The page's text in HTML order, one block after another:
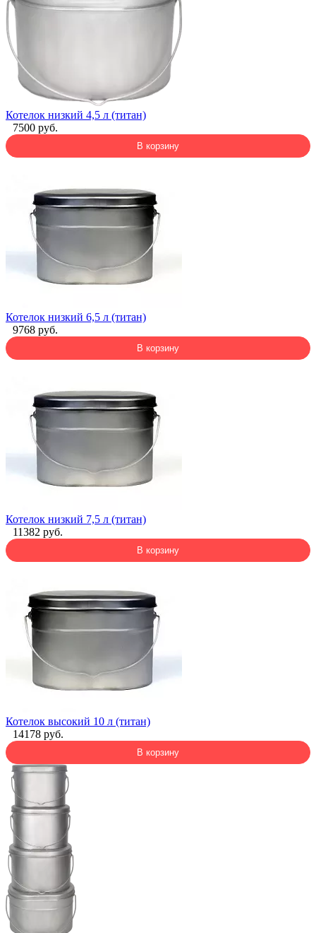
Котелок низкий 4,5 л (титан)
7500 руб.
В корзину
Котелок низкий 6,5 л (титан)
9768 руб.
В корзину
Котелок низкий 7,5 л (титан)
11382 руб.
В корзину
Котелок высокий 10 л (титан)
14178 руб.
В корзину